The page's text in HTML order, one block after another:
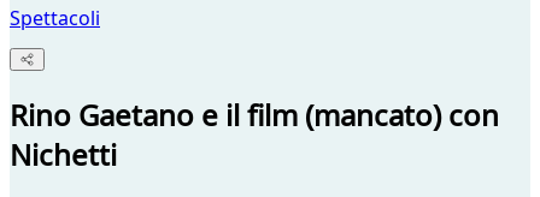
Spettacoli
Rino Gaetano e il film (mancato) con
Nichetti